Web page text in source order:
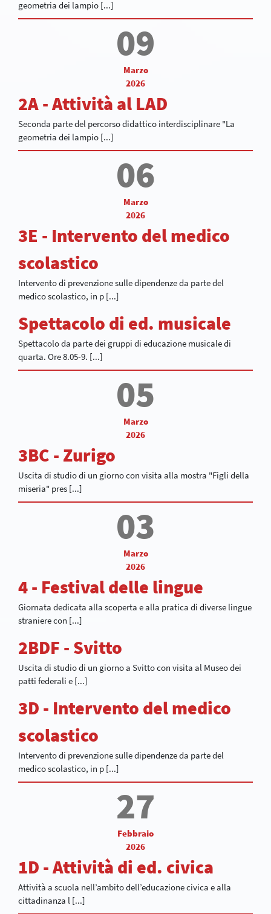
geometria dei lampio [...]
09
Marzo
2026
2A - Attività al LAD
Seconda parte del percorso didattico interdisciplinare "La
geometria dei lampio [...]
06
Marzo
2026
3E - Intervento del medico
scolastico
Intervento di prevenzione sulle dipendenze da parte del
medico scolastico, in p [...]
Spettacolo di ed. musicale
Spettacolo da parte dei gruppi di educazione musicale di
quarta. Ore 8.05-9. [...]
05
Marzo
2026
3BC - Zurigo
Uscita di studio di un giorno con visita alla mostra "Figli della
miseria" pres [...]
03
Marzo
2026
4 - Festival delle lingue
Giornata dedicata alla scoperta e alla pratica di diverse lingue
straniere con [...]
2BDF - Svitto
Uscita di studio di un giorno a Svitto con visita al Museo dei
patti federali e [...]
3D - Intervento del medico
scolastico
Intervento di prevenzione sulle dipendenze da parte del
medico scolastico, in p [...]
27
Febbraio
2026
1D - Attività di ed. civica
Attività a scuola nell’ambito dell’educazione civica e alla
cittadinanza l [...]